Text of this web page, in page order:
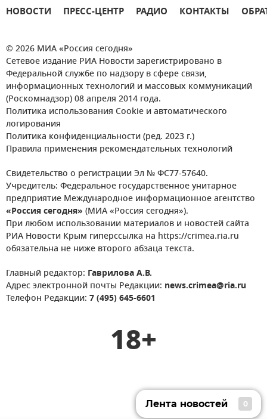
НОВОСТИ ПРЕСС-ЦЕНТР РАДИО КОНТАКТЫ
© 2026 МИА «Россия сегодня»
Сетевое издание РИА Новости зарегистрировано в
Федеральной службе по надзору в сфере связи,
информационных технологий и массовых коммуникаций
(Роскомнадзор) 08 апреля 2014 года.
Политика использования Cookie и автоматического
логирования
Политика конфиденциальности (ред. 2023 г.)
Правила применения рекомендательных технологий
Свидетельство о регистрации Эл № ФС77-57640.
Учредитель: Федеральное государственное унитарное
предприятие Международное информационное агентство
«Россия сегодня» (МИА «Россия сегодня»).
При любом использовании материалов и новостей сайта
РИА Новости Крым гиперссылка на https://crimea.ria.ru
обязательна не ниже второго абзаца текста.
Главный редактор: Гаврилова А.В.
Адрес электронной почты Редакции: news.crimea@ria.ru
Телефон Редакции: 7 (495) 645-6601
18+
Лента новостей 0